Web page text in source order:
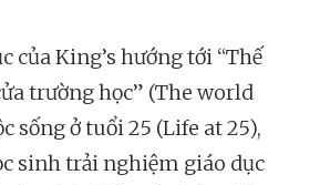
của King’s hướng tới “Thế
trường học” (The world
sống ở tuổi 25 (Life at 25),
sinh trải nghiệm giáo dục